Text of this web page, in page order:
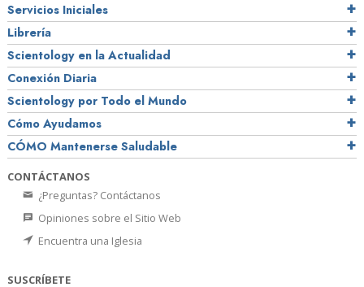
Servicios Iniciales
Librería
Scientology en la Actualidad
Conexión Diaria
Scientology por Todo el Mundo
Cómo Ayudamos
CÓMO Mantenerse Saludable
CONTÁCTANOS
¿Preguntas? Contáctanos
Opiniones sobre el Sitio Web
Encuentra una Iglesia
SUSCRÍBETE